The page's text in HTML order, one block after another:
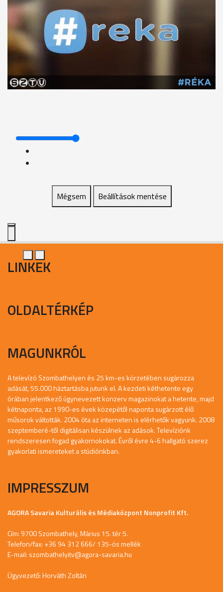
Mégsem Beállítások mentése
LINKEK
OLDALTÉRKÉP
MAGUNKRÓL
A televízó Szombathelyen és 25 km-es körzetében sugározza
adását, 55.000 háztartásba jutunk el. A kezdeti kéthetente egy
órában jelentkező úgynevezett konzerv magazinokat a hetente, majd
kétnaponta, az 1990-es évek közepétől naponta sugárzott élő
műsorok váltották. 2004 óta az interneten is elérhetők vagyunk. 2008
szeptemberé-től digitálisan készülnek az adások. Televíziónk
rendszeresen fogad gyakornokokat. Évről évre 4-6 hallgató szerez
gyakorlati ismereteket a stúdiónkban.
IMPRESSZUM
AGORA Savaria Kulturális és Médiaközpont Nonprofit Kft.
Cím: 9700 Szombathely, Márius 15. tér 5.
Telefon/fax: +36 94 312 666/ 135-ös mellék
E-mail: szombathelyitv@agora-savaria.hu
Ügyvezető: Horváth Zoltán